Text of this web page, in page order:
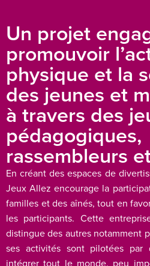
Un projet
promouvoir
physique et la
des jeunes et
à travers des
pédagogiques,
rassembleurs
En créant des espaces de
Jeux Allez encourage la
familles et des aînés, tout en
les participants. Cette
distingue des autres notamment
ses activités sont pilotées par
intégrer tout le monde, peu